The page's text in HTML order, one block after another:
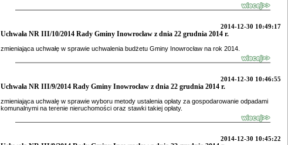
2014-12-30 10:49:17
Uchwała NR III/10/2014 Rady Gminy Inowrocław z dnia 22 grudnia 2014 r.
zmieniająca uchwałę w sprawie uchwalenia budżetu Gminy Inowrocław na rok 2014.
2014-12-30 10:46:55
Uchwała NR III/9/2014 Rady Gminy Inowrocław z dnia 22 grudnia 2014 r.
zmieniająca uchwalę w sprawie wyboru metody ustalenia opłaty za gospodarowanie odpadami
komunalnymi na terenie nieruchomości oraz stawki takiej opłaty.
2014-12-30 10:45:22